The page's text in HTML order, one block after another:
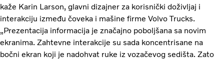
kaže Karin Larson, glavni dizajner za korisnički doživljaj i
interakciju između čoveka i mašine firme Volvo Trucks.
„Prezentacija informacija je značajno poboljšana sa novim
ekranima. Zahtevne interakcije su sada koncentrisane na
bočni ekran koji je nadohvat ruke iz vozačevog sedišta. Zato